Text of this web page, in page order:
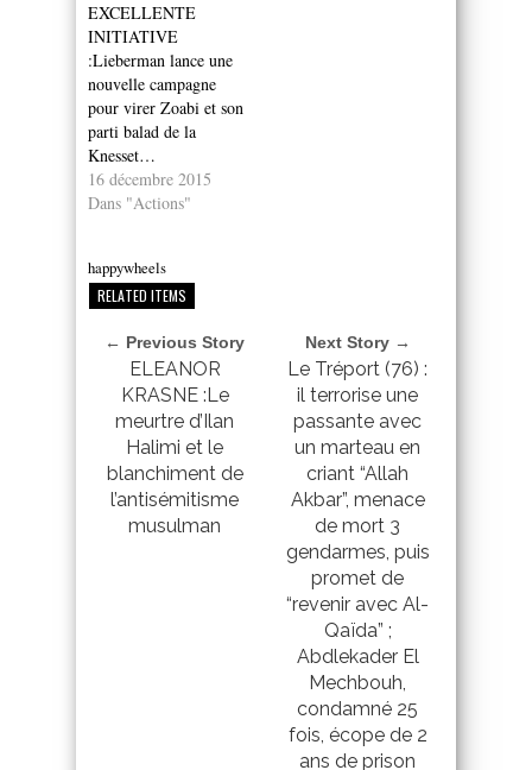
EXCELLENTE
INITIATIVE
:Lieberman lance une
nouvelle campagne
pour virer Zoabi et son
parti balad de la
Knesset…
16 décembre 2015
Dans "Actions"
happywheels
RELATED ITEMS
← Previous Story
ELEANOR
KRASNE :Le
meurtre d’Ilan
Halimi et le
blanchiment de
l’antisémitisme
musulman
Next Story →
Le Tréport (76) :
il terrorise une
passante avec
un marteau en
criant “Allah
Akbar”, menace
de mort 3
gendarmes, puis
promet de
“revenir avec Al-
Qaïda” ;
Abdlekader El
Mechbouh,
condamné 25
fois, écope de 2
ans de prison